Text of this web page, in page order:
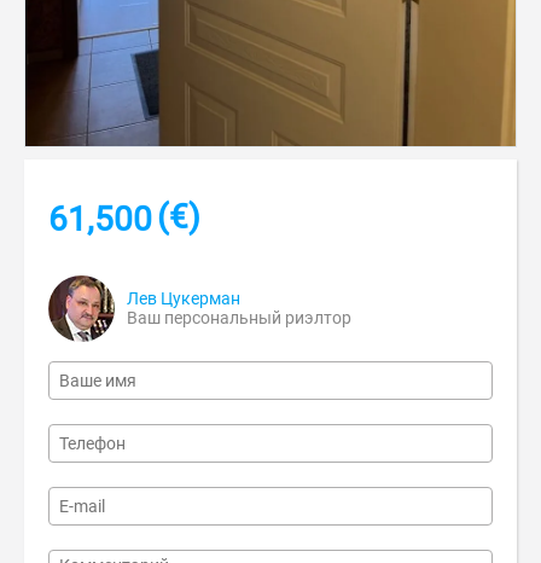
61,500(€)
Лев Цукерман
Ваш персональный риэлтор